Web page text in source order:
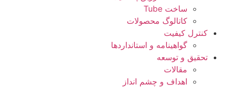
ساخت Tube
کاتالوگ محصولات
کنترل کیفیت
گواهينامه و استانداردها
تحقيق و توسعه
مقالات
اهداف و چشم انداز